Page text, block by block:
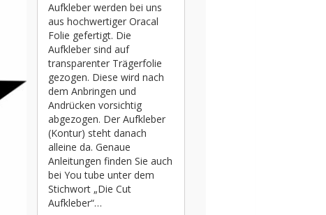
Aufkleber werden bei uns
aus hochwertiger Oracal
Folie gefertigt. Die
Aufkleber sind auf
transparenter Trägerfolie
gezogen. Diese wird nach
dem Anbringen und
Andrücken vorsichtig
abgezogen. Der Aufkleber
(Kontur) steht danach
alleine da. Genaue
Anleitungen finden Sie auch
bei You tube unter dem
Stichwort „Die Cut
Aufkleber“…